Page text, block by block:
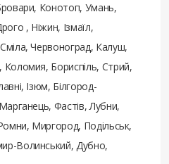
Конотоп, Умань,
, Ніжин, Ізмаїл,
Червоноград, Калуш,
Бориспіль, Стрий,
Ізюм, Білгород-
Фастів, Лубни,
Миргород, Подільськ,
Волинський, Дубно,